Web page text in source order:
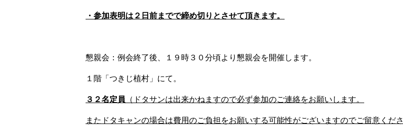
・参加表明は２日前までで締め切りとさせて頂きます。
懇親会：例会終了後、１９時３０分頃より懇親会を開催します。
１階「つきじ植村」にて。
３２名定員 （ドタサンは出来かねますので必ず参加のご連絡をお願いします。
またドタキャンの場合は費用のご負担をお願いする可能性がございますのでご留意くださ